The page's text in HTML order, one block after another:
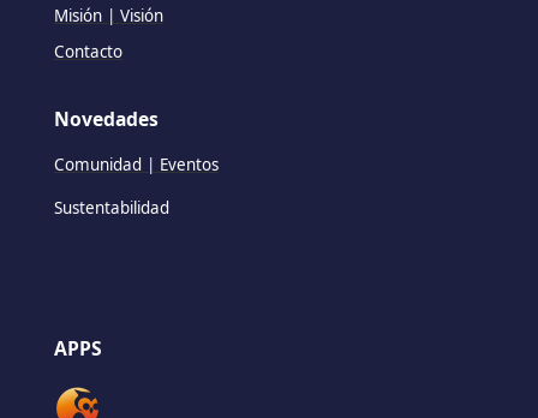
Misión | Visión
Contacto
Novedades
Comunidad | Eventos
Sustentabilidad
APPS